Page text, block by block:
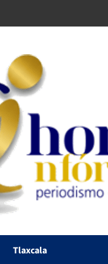
Tlaxcala